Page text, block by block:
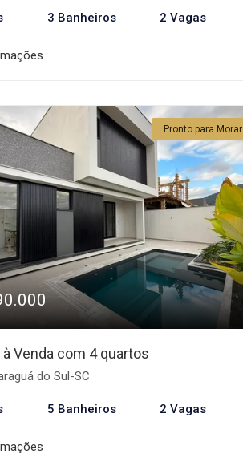
3 Banheiros 2 Vagas
Pronto para Morar
à Venda com 4 quartos
do Sul-SC
5 Banheiros 2 Vagas